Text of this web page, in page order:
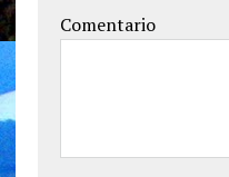
Comentario